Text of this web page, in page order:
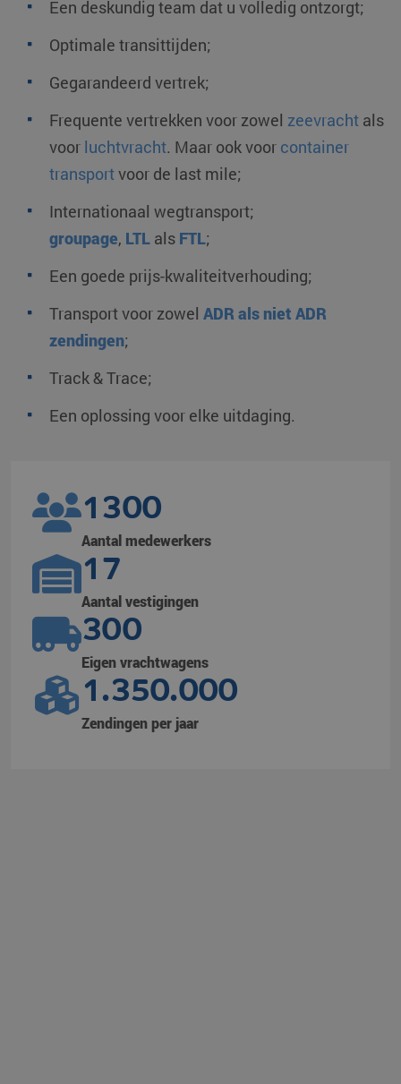
Een deskundig team dat u volledig ontzorgt;
Optimale transittijden;
Gegarandeerd vertrek;
Frequente vertrekken voor zowel zeevracht als
voor luchtvracht. Maar ook voor container
transportvoor de last mile;
Internationaal wegtransport;
groupage, LTL als FTL;
Een goede prijs-kwaliteitverhouding;
Transport voor zowel ADR als niet ADR
zendingen;
Track & Trace;
Een oplossing voor elke uitdaging.
1300
Aantal medewerkers
17
Aantal vestigingen
300
Eigen vrachtwagens
1.350.000
Zendingen per jaar